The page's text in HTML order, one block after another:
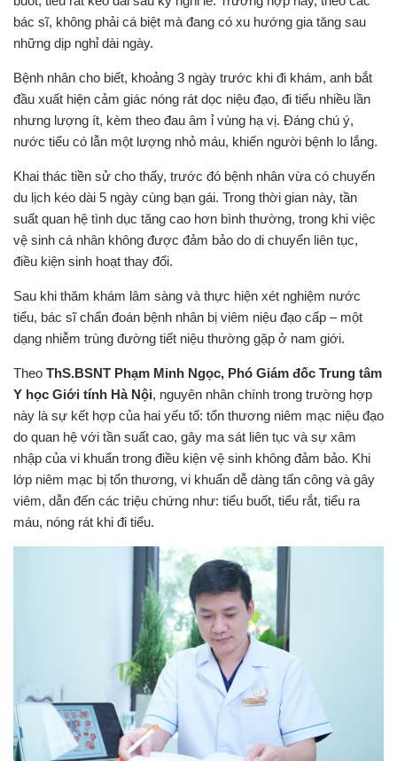
bác sĩ, không phải cá biệt mà đang có xu hướng gia tăng sau
những dịp nghỉ dài ngày.
Bệnh nhân cho biết, khoảng 3 ngày trước khi đi khám, anh bắt
đầu xuất hiện cảm giác nóng rát dọc niệu đạo, đi tiểu nhiều lần
nhưng lượng ít, kèm theo đau âm ỉ vùng hạ vị. Đáng chú ý,
nước tiểu có lẫn một lượng nhỏ máu, khiến người bệnh lo lắng.
Khai thác tiền sử cho thấy, trước đó bệnh nhân vừa có chuyến
du lịch kéo dài 5 ngày cùng bạn gái. Trong thời gian này, tần
suất quan hệ tình dục tăng cao hơn bình thường, trong khi việc
vệ sinh cá nhân không được đảm bảo do di chuyển liên tục,
điều kiện sinh hoạt thay đổi.
Sau khi thăm khám lâm sàng và thực hiện xét nghiệm nước
tiểu, bác sĩ chẩn đoán bệnh nhân bị viêm niệu đạo cấp – một
dạng nhiễm trùng đường tiết niệu thường gặp ở nam giới.
Theo ThS.BSNT Phạm Minh Ngọc, Phó Giám đốc Trung tâm
Y học Giới tính Hà Nội, nguyên nhân chính trong trường hợp
này là sự kết hợp của hai yếu tố: tổn thương niêm mạc niệu đạo
do quan hệ với tần suất cao, gây ma sát liên tục và sự xâm
nhập của vi khuẩn trong điều kiện vệ sinh không đảm bảo. Khi
lớp niêm mạc bị tổn thương, vi khuẩn dễ dàng tấn công và gây
viêm, dẫn đến các triệu chứng như: tiểu buốt, tiểu rắt, tiểu ra
máu, nóng rát khi đi tiểu.